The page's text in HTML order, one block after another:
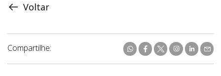
Voltar
Compartilhe: